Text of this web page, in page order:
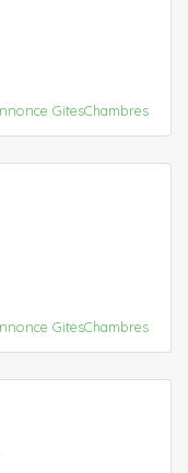
GitesChambres
GitesChambres